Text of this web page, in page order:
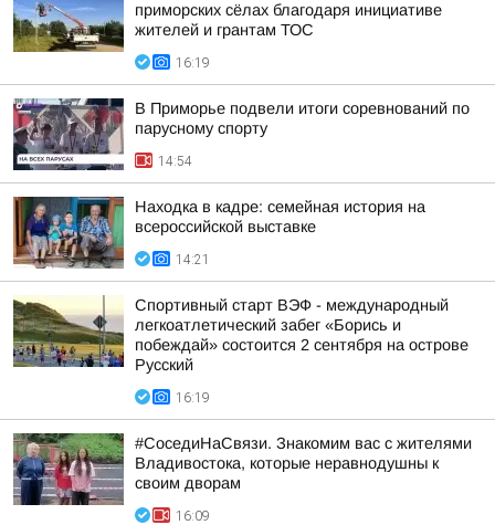
приморских сёлах благодаря инициативе
жителей и грантам ТОС
16:19
В Приморье подвели итоги соревнований по
парусному спорту
14:54
Находка в кадре: семейная история на
всероссийской выставке
14:21
Спортивный старт ВЭФ - международный
легкоатлетический забег «Борись и
побеждай» состоится 2 сентября на острове
Русский
16:19
#СоседиНаСвязи. Знакомим вас с жителями
Владивостока, которые неравнодушны к
своим дворам
16:09